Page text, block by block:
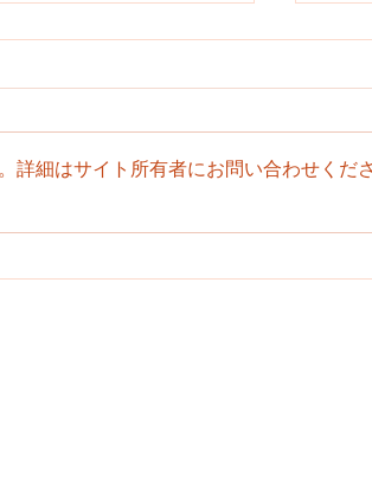
６
詳細はサイト所有者にお問い合わせくだ